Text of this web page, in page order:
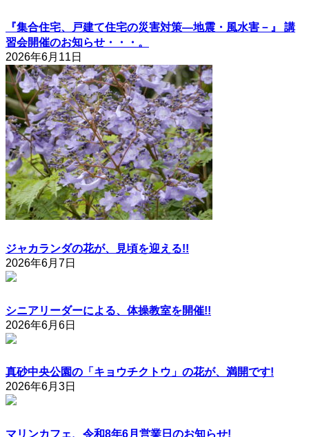
『集合住宅、戸建て住宅の災害対策―地震・風水害－』 講
習会開催のお知らせ・・・。
2026年6月11日
ジャカランダの花が、見頃を迎える!!
2026年6月7日
シニアリーダーによる、体操教室を開催!!
2026年6月6日
真砂中央公園の「キョウチクトウ」の花が、満開です!
2026年6月3日
マリンカフェ、令和8年6月営業日のお知らせ!